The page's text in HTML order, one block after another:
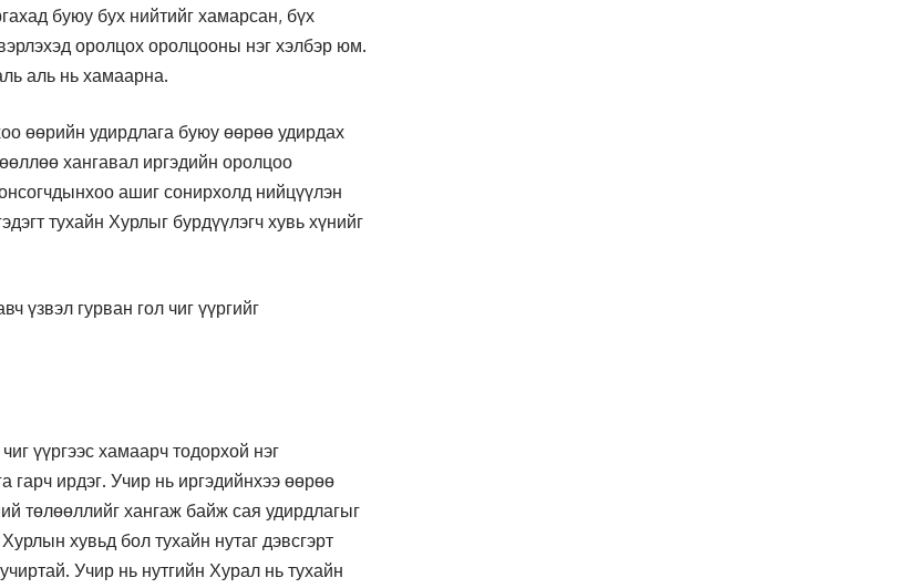
буюу бух нийтийг хамарсан, бүх
оролцох оролцооны нэг хэлбэр юм.
аль нь хамаарна.
өөрийн удирдлага буюу өөрөө удирдах
хангавал иргэдийн оролцоо
ашиг сонирхолд нийцүүлэн
тухайн Хурлыг бурдүүлэгч хувь хүнийг
үзвэл гурван гол чиг үүргийг
үүргээс хамаарч тодорхой нэг
ирдэг. Учир нь иргэдийнхээ өөрөө
төлөөллийг хангаж байж сая удирдлагыг
хувьд бол тухайн нутаг дэвсгэрт
Учир нь нутгийн Хурал нь тухайн